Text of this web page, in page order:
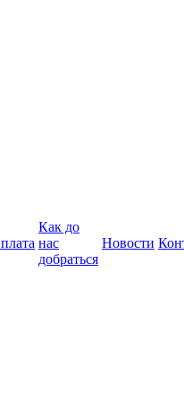
Как до
нас
добраться
Новости